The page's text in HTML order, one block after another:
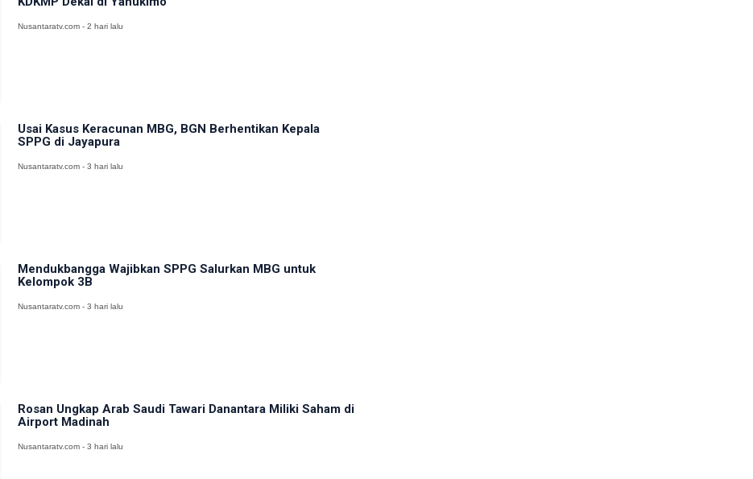
Nusantaratv.com - 2 hari lalu
Usai Kasus Keracunan MBG, BGN Berhentikan Kepala
SPPG di Jayapura
Nusantaratv.com - 3 hari lalu
Mendukbangga Wajibkan SPPG Salurkan MBG untuk
Kelompok 3B
Nusantaratv.com - 3 hari lalu
Rosan Ungkap Arab Saudi Tawari Danantara Miliki Saham di
Airport Madinah
Nusantaratv.com - 3 hari lalu